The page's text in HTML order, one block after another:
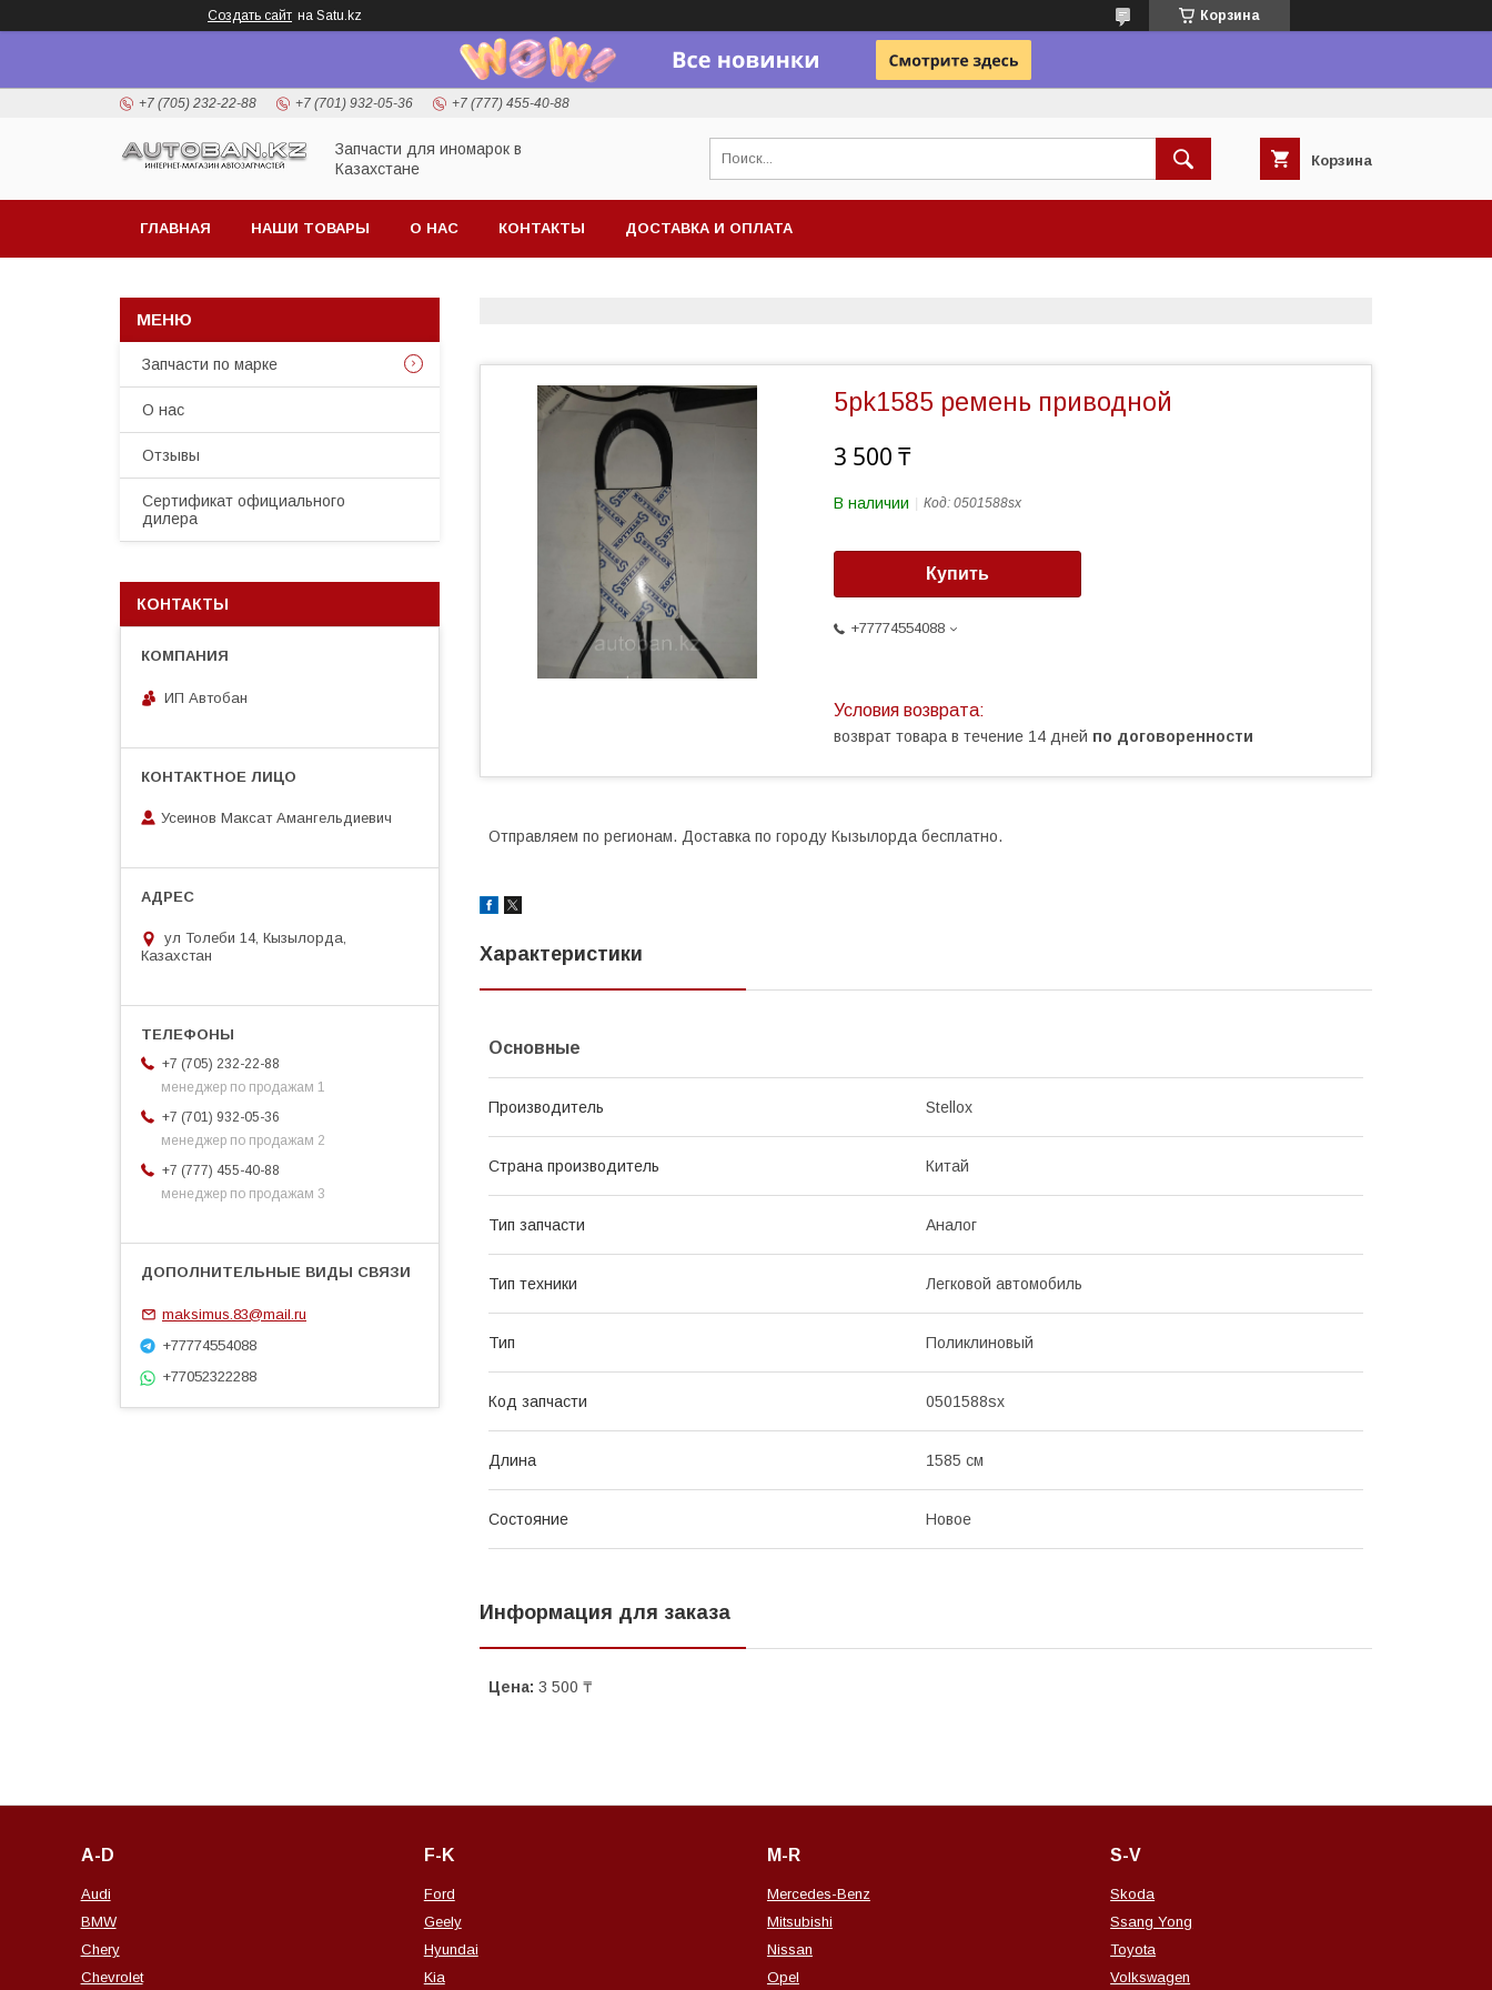
Создать сайт на Satu.kz Корзина
+7 (705) 232-22-88 +7 (701) 932-05-36 +7 (777) 455-40-88
Запчасти для иномарок в
Казахстане
Корзина
ГЛАВНАЯ НАШИ ТОВАРЫ О НАС КОНТАКТЫ ДОСТАВКА И ОПЛАТА
5pk1585 ремень приводной
3 500 ₸
В наличии Код: 0501588sx
Купить
+77774554088
возврат товара в течение 14 дней по договоренности
Отправляем по регионам. Доставка по городу Кызылорда бесплатно.
Характеристики
Основные
Производитель Stellox
Страна производитель Китай
Тип запчасти Аналог
Тип техники Легковой автомобиль
Тип Поликлиновый
Код запчасти 0501588sx
Длина 1585 см
Состояние Новое
Информация для заказа
Цена: 3 500 ₸
Запчасти по марке
О нас
Отзывы
Сертификат официального
дилера
КОНТАКТЫ
ИП Автобан
Усеинов Максат Амангельдиевич
ул Толеби 14, Кызылорда,
Казахстан
+7 (705) 232-22-88
менеджер по продажам 1
+7 (701) 932-05-36
менеджер по продажам 2
+7 (777) 455-40-88
менеджер по продажам 3
maksimus.83@mail.ru
+77774554088
+77052322288
A-D
Audi
BMW
Chery
Chevrolet
F-K
Ford
Geely
Hyundai
Kia
M-R
Mercedes-Benz
Mitsubishi
Nissan
Opel
S-V
Skoda
Ssang Yong
Toyota
Volkswagen